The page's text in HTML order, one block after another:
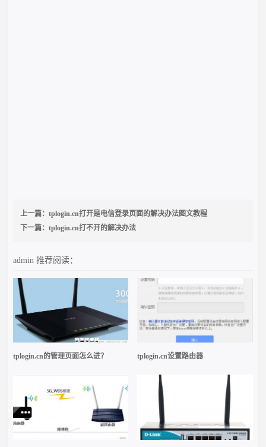
上一篇：tplogin.cn打开是电信登录页面的解决办法图文教程
下一篇：tplogin.cn打不开的解决办法
admin推荐阅读：
tplogin.cn的管理页面怎么进？ tplogin.cn设置路由器